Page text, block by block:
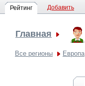
Рейтинг Добавить
Главная
Все регионы Европа